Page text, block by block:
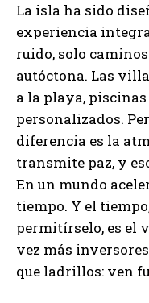
La isla ha sido
experiencia
ruido, solo
autóctona. Las
a la playa,
personalizados.
diferencia es la
transmite paz, y
En un mundo
tiempo. Y el
permitírselo, es el
vez más
que ladrillos: ven